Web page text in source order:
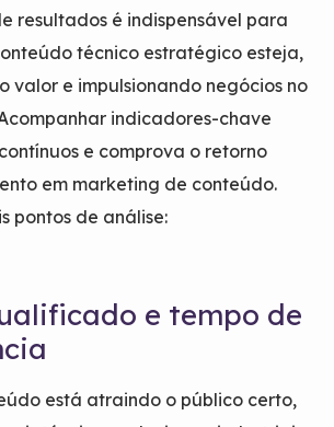
resultados é indispensável para
técnico estratégico esteja,
valor e impulsionando negócios no
indicadores-chave
e comprova o retorno
em marketing de conteúdo.
pontos de análise:
e tempo de
está atraindo o público certo,